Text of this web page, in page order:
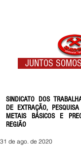
SINDICATO DOS
DE EXTRAÇÃO,
METAIS BÁSICOS E
REGIÃO
JUNTOS
31 de ago. de 2020